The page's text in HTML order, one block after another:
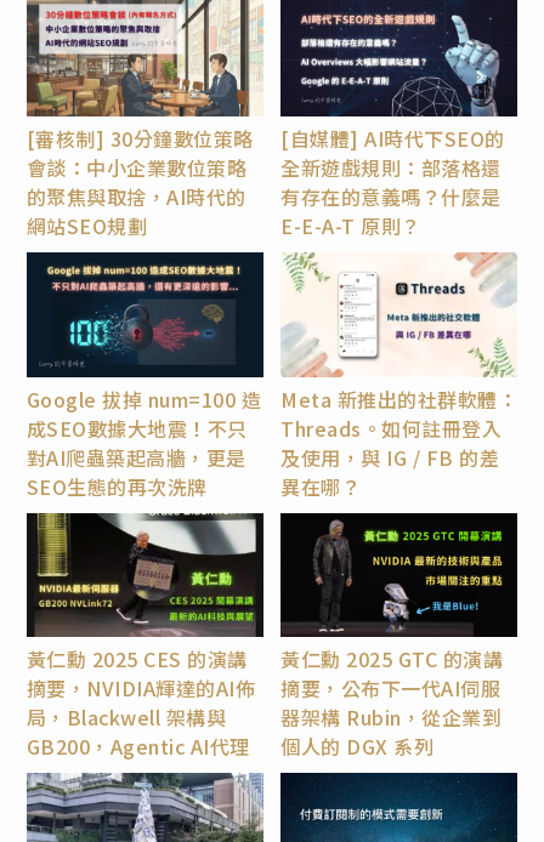
[審核制] 30分鐘數位策略
會談：中小企業數位策略
的聚焦與取捨，AI時代的
網站SEO規劃
[自媒體] AI時代下SEO的
全新遊戲規則：部落格還
有存在的意義嗎？什麼是
E-E-A-T 原則？
Google 拔掉 num=100 造
成SEO數據大地震！不只
對AI爬蟲築起高牆，更是
SEO生態的再次洗牌
Meta 新推出的社群軟體：
Threads。如何註冊登入
及使用，與 IG / FB 的差
異在哪？
黃仁勳 2025 CES 的演講
摘要，NVIDIA輝達的AI佈
局，Blackwell 架構與
GB200，Agentic AI代理
黃仁勳 2025 GTC 的演講
摘要，公布下一代AI伺服
器架構 Rubin，從企業到
個人的 DGX 系列